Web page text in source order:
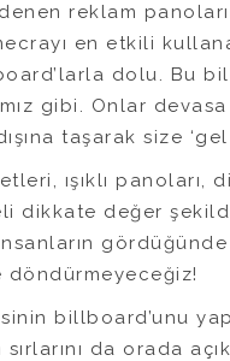
reklam
en etkili
dolu. Bu
gibi. Onlar
taşarak size
ışıklı panoları,
dikkate değer
gördüğünde
döndürmeyeceğiz!
billboard’unu
da orada